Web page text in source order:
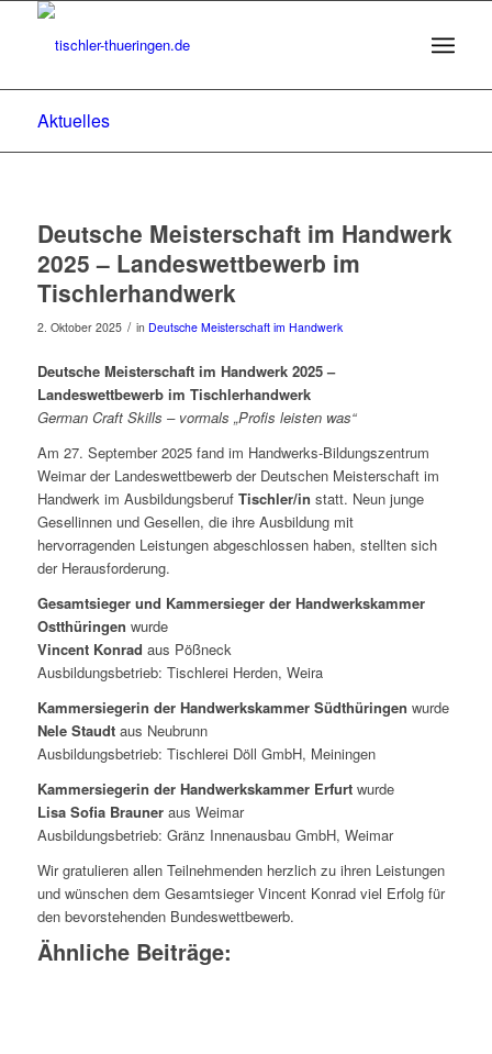
Aktuelles
Deutsche Meisterschaft im Handwerk
2025 – Landeswettbewerb im
Tischlerhandwerk
2. Oktober 2025 / in Deutsche Meisterschaft im Handwerk
Deutsche Meisterschaft im Handwerk 2025 –
Landeswettbewerb im Tischlerhandwerk
German Craft Skills – vormals „Profis leisten was“
Am 27. September 2025 fand im Handwerks-Bildungszentrum
Weimar der Landeswettbewerb der Deutschen Meisterschaft im
Handwerk im Ausbildungsberuf Tischler/in statt. Neun junge
Gesellinnen und Gesellen, die ihre Ausbildung mit
hervorragenden Leistungen abgeschlossen haben, stellten sich
der Herausforderung.
Gesamtsieger und Kammersieger der Handwerkskammer
Ostthüringen wurde
Vincent Konrad aus Pößneck
Ausbildungsbetrieb: Tischlerei Herden, Weira
Kammersiegerin der Handwerkskammer Südthüringen wurde
Nele Staudtaus Neubrunn
Ausbildungsbetrieb: Tischlerei Döll GmbH, Meiningen
Kammersiegerin der Handwerkskammer Erfurtwurde
Lisa Sofia Brauneraus Weimar
Ausbildungsbetrieb: Gränz Innenausbau GmbH, Weimar
Wir gratulieren allen Teilnehmenden herzlich zu ihren Leistungen
und wünschen dem Gesamtsieger Vincent Konrad viel Erfolg für
den bevorstehenden Bundeswettbewerb.
Ähnliche Beiträge: